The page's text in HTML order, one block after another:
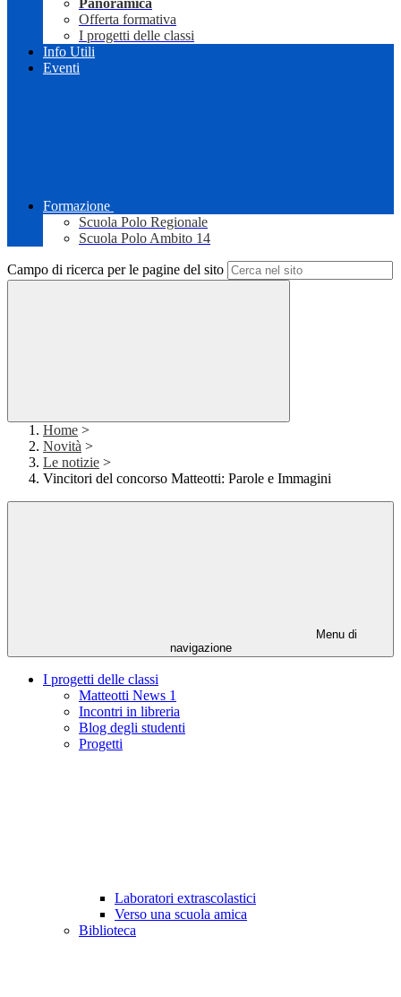
Panoramica
Offerta formativa
I progetti delle classi
Info Utili
Eventi
Formazione
Scuola Polo Regionale
Scuola Polo Ambito 14
Campo di ricerca per le pagine del sito
Home >
Novità >
Le notizie >
Vincitori del concorso Matteotti: Parole e Immagini
Menu di
navigazione
I progetti delle classi
Matteotti News 1
Incontri in libreria
Blog degli studenti
Progetti
Laboratori extrascolastici
Verso una scuola amica
Biblioteca